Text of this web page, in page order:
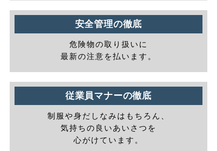
安全管理の徹底
危険物の取り扱いに
最新の注意を払います。
従業員マナーの徹底
制服や身だしなみはもちろん、
気持ちの良いあいさつを
心がけています。